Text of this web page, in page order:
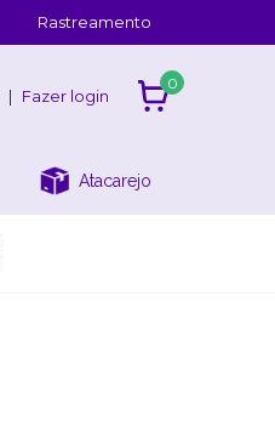
Rastreamento
| Fazer login
0
Atacarejo